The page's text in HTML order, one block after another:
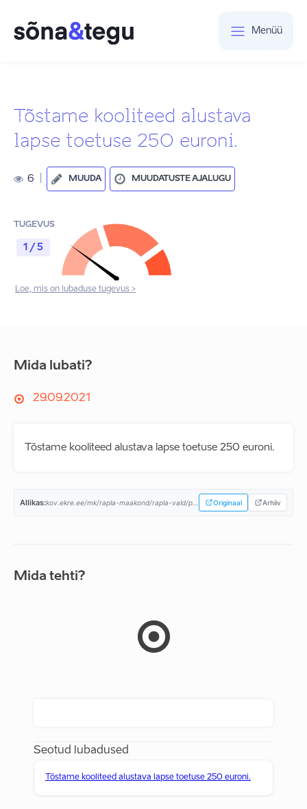
Menüü
Tõstame kooliteed alustava
lapse toetuse 250 euroni.
6 MUUDA MUUDATUSTE AJALUGU
TUGEVUS
1 / 5
Loe, mis on lubaduse tugevus >
Mida lubati?
29.09.2021
Tõstame kooliteed alustava lapse toetuse 250 euroni.
Allikas: Originaal Arhiiv
Mida tehti?
Seotud lubadused
Tõstame kooliteed alustava lapse toetuse 250 euroni.